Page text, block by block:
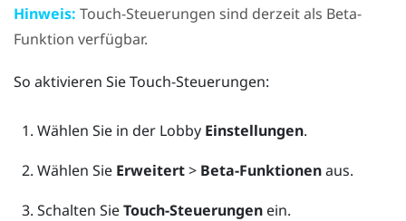
Hinweis: Touch-Steuerungen sind derzeit als Beta-
Funktion verfügbar.
So aktivieren Sie Touch-Steuerungen:
Wählen Sie in der Lobby Einstellungen.
Wählen Sie Erweitert> Beta-Funktionenaus.
Schalten SieTouch-Steuerungenein.